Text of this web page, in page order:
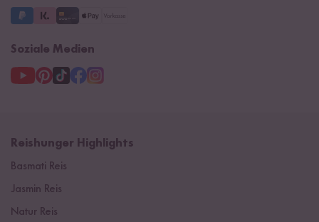
Soziale Medien
Reishunger Highlights
Basmati Reis
Jasmin Reis
Natur Reis